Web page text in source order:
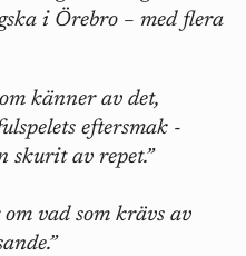
i Örebro – med flera
känner av det,
eftersmak -
skurit av repet.”
vad som krävs av